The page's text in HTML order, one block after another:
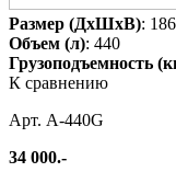
Размер (ДхШхВ):
Объем (л): 440
Грузоподъемность
К сравнению
Арт. A-440G
34 000.-